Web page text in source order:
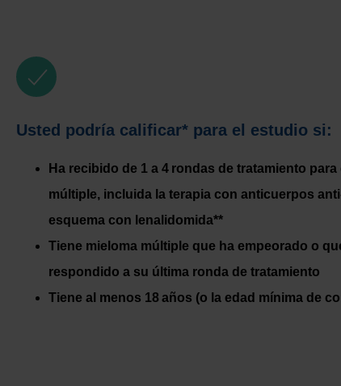
Usted podría calificar* para el estudio si:
Ha recibido de 1 a 4 rondas de tratamiento para
múltiple, incluida la terapia con anticuerpos
esquema con lenalidomida**
Tiene mieloma múltiple que ha empeorado o
respondido a su última ronda de tratamiento
Tiene al menos 18 años (o la edad mínima de